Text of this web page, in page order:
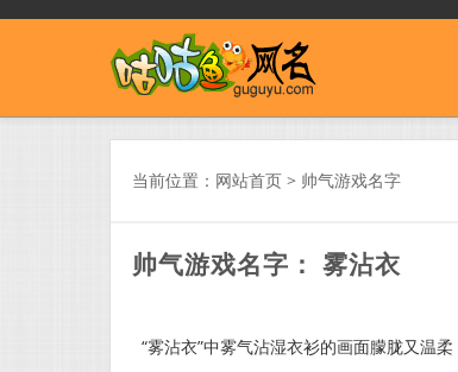
当前位置： 网站首页 > 帅气游戏名字
帅气游戏名字： 雾沾衣
“雾沾衣”中雾气沾湿衣衫的画面朦胧又温